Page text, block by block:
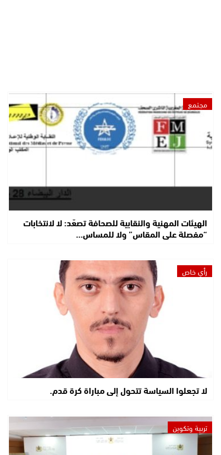
مجتمع
الهيئات المهنية والنقابية للصحافة تصعّد: لا لانتخابات
“مفصلة على المقاس” ولا للمساس…
رأي خاص
لا تجعلوا السياسة تتحول إلى مباراة كرة قدم.
تربية وتكوين